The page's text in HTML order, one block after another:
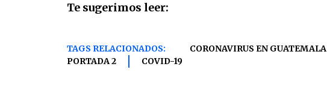
Te sugerimos leer:
TAGS RELACIONADOS: CORONAVIRUS EN GUATEMALA
PORTADA 2
COVID-19